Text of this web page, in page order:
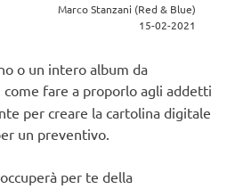
Marco Stanzani (Red & Blue)
15-02-2021
o un intero album da
come fare a proporlo agli addetti
per creare la cartolina digitale
un preventivo.
per te della